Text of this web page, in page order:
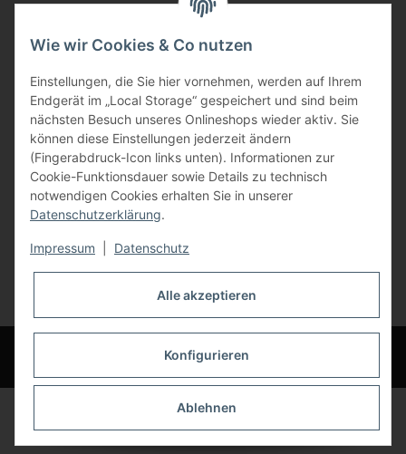
Gewerbering 17
84072 Au i.d. Hallertau
info@bauer-tore.de
Vertrag widerrufen
* Alle Preise inkl. gesetzlicher USt., zzgl.Versand
© Bauer-Systemtechnik GmbH - Technische Änderungen und Irrtümer
vorbehalten
Wie wir Cookies & Co nutzen
Einstellungen, die Sie hier vornehmen, werden auf Ihrem
Endgerät im „Local Storage“ gespeichert und sind beim
nächsten Besuch unseres Onlineshops wieder aktiv. Sie
können diese Einstellungen jederzeit ändern
(Fingerabdruck-Icon links unten). Informationen zur
Cookie-Funktionsdauer sowie Details zu technisch
notwendigen Cookies erhalten Sie in unserer
Datenschutzerklärung.
Impressum Datenschutz
Alle akzeptieren
Konfigurieren
Ablehnen